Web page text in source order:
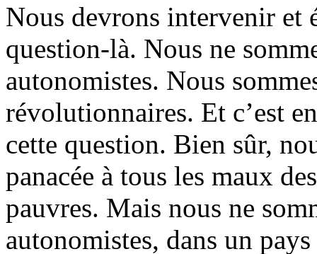
Nous devrons intervenir et
question-là. Nous ne
autonomistes. Nous
révolutionnaires. Et c’est
cette question. Bien sûr,
panacée à tous les maux
pauvres. Mais nous ne
autonomistes, dans un